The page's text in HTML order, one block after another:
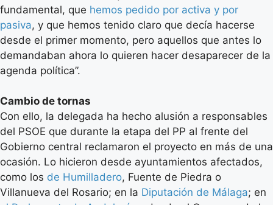
fundamental, que hemos pedido por activa y por
pasiva, y que hemos tenido claro que decía hacerse
desde el primer momento, pero aquellos que antes lo
demandaban ahora lo quieren hacer desaparecer de la
agenda política”.
Cambio de tornas
Con ello, la delegada ha hecho alusión a responsables
del PSOE que durante la etapa del PP al frente del
Gobierno central reclamaron el proyecto en más de una
ocasión. Lo hicieron desde ayuntamientos afectados,
como los de Humilladero, Fuente de Piedra o
Villanueva del Rosario; en la Diputación de Málaga; en